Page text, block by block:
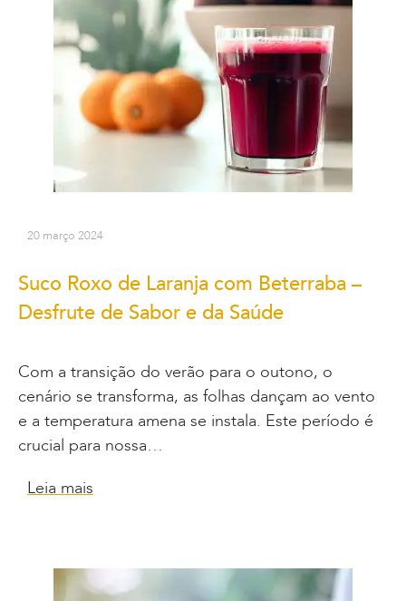
20 março 2024
Suco Roxo de Laranja com Beterraba –
Desfrute de Sabor e da Saúde
Com a transição do verão para o outono, o
cenário se transforma, as folhas dançam ao vento
e a temperatura amena se instala. Este período é
crucial para nossa…
Leia mais